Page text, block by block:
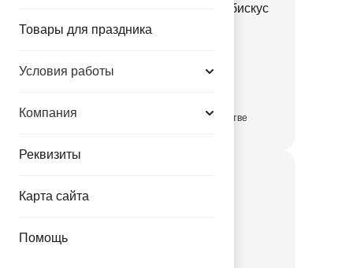
Товары для праздника
Условия работы
Компания
Реквизиты
Карта сайта
Помощь
Гирлянда вертик Лето Гибискус
2,1м 6шт/А
в достаточном количестве